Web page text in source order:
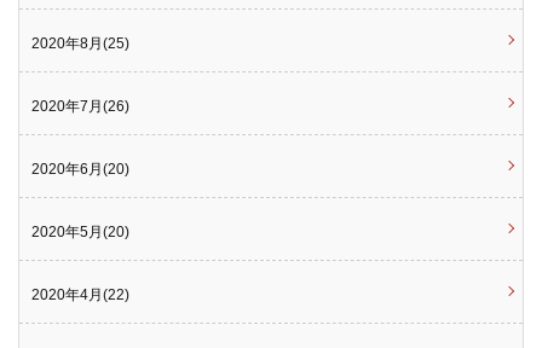
2020年8月(25)
2020年7月(26)
2020年6月(20)
2020年5月(20)
2020年4月(22)